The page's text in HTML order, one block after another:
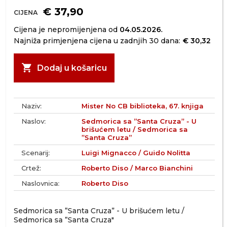
CIJENA € 37,90
Cijena je nepromijenjena od 04.05.2026.
Najniža primjenjena cijena u zadnjih 30 dana: € 30,32
shopping_cart Dodaj u košaricu
Naziv:
Mister No CB biblioteka, 67. knjiga
Naslov:
Sedmorica sa ”Santa Cruza” - U
brišućem letu / Sedmorica sa
”Santa Cruza”
Scenarij:
Luigi Mignacco / Guido Nolitta
Crtež:
Roberto Diso / Marco Bianchini
Naslovnica:
Roberto Diso
Sedmorica sa ”Santa Cruza” - U brišućem letu /
Sedmorica sa ”Santa Cruza"